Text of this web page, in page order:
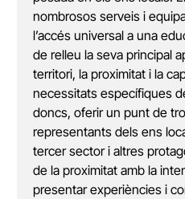
nombrosos serveis i
l’accés universal a una
de relleu la seva principal
territori, la proximitat i la
necessitats específiques
doncs, oferir un punt de
representants dels ens
tercer sector i altres
de la proximitat amb la
presentar experiències i